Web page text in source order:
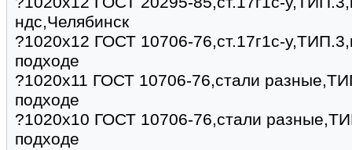
ндс,Челябинск
?1020х12 ГОСТ 10706-76,ст.17г1с-
подходе
?1020х11 ГОСТ 10706-76,стали
подходе
?1020х10 ГОСТ 10706-76,стали
подходе